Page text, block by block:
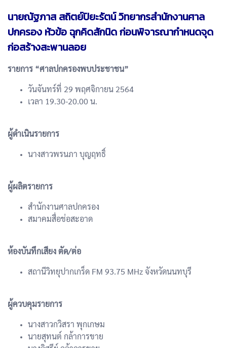
นายณัฐภาส สถิตย์ปิยะรัตน์ วิทยากรสำนักงานศาล
ปกครอง หัวข้อ ฉุกคิดสักนิด ก่อนพิจารณากำหนดจุด
ก่อสร้างสะพานลอย
รายการ “ศาลปกครองพบประชาชน”
วันจันทร์ที่ 29 พฤศจิกายน 2564
เวลา 19.30-20.00 น.
ผู้ดำเนินรายการ
นางสาวพรนภา บุญฤทธิ์
ผู้ผลิตรายการ
สำนักงานศาลปกครอง
สมาคมสื่อช่อสะอาด
ห้องบันทึกเสียง ตัด/ต่อ
สถานีวิทยุปากเกร็ด FM 93.75 MHz จังหวัดนนทบุรี
ผู้ควบคุมรายการ
นางสาวกวิสรา พุกเกษม
นายสุทนต์ กล้าการขาย